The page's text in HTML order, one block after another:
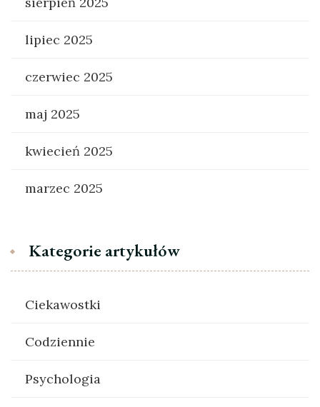
lipiec 2025
czerwiec 2025
maj 2025
kwiecień 2025
marzec 2025
Kategorie artykułów
Ciekawostki
Codziennie
Psychologia